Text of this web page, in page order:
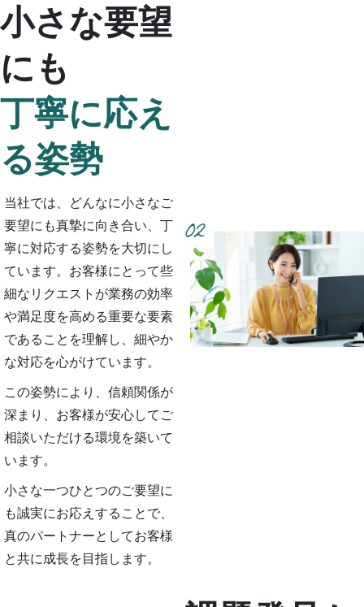
小さな要望
にも
丁寧に応え
る姿勢
当社では、どんなに小さなご
要望にも真摯に向き合い、丁
寧に対応する姿勢を大切にし
ています。お客様にとって些
細なリクエストが業務の効率
や満足度を高める重要な要素
であることを理解し、細やか
な対応を心がけています。
この姿勢により、信頼関係が
深まり、お客様が安心してご
相談いただける環境を築いて
います。
小さな一つひとつのご要望に
も誠実にお応えすることで、
真のパートナーとしてお客様
と共に成長を目指します。